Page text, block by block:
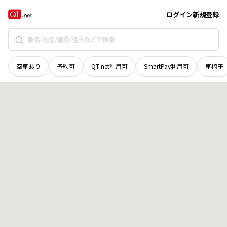
ログイン新規登録
空車あり 予約可 QT-net利用可 SmartPay利用可 車椅子
青森県